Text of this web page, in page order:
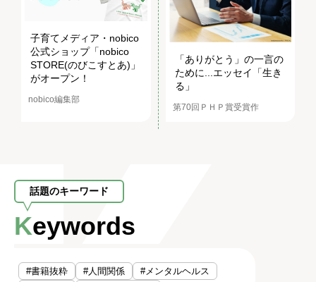
子育てメディア・nobico
公式ショップ「nobico
STORE(のびこすとあ)」
がオープン！
nobico編集部
「ありがとう」の一言の
ために...エッセイ「生き
る」
第70回ＰＨＰ賞受賞作
話題のキーワード
Keywords
#書籍抜粋 #人間関係
#メンタルヘルス